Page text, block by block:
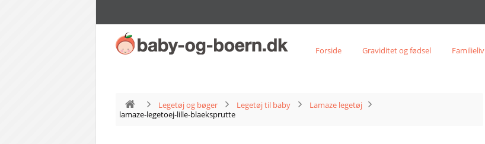
Forside Graviditet og fødsel Familieliv
Legetøj og bøger Legetøj til baby
Lamaze legetøj
lamaze-legetoej-lille-blaeksprutte